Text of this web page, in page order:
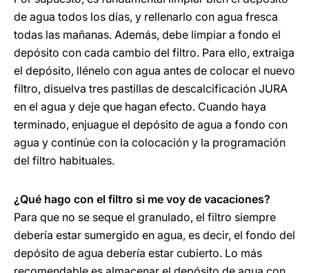
de agua todos los días, y rellenarlo con agua fresca
todas las mañanas. Además, debe limpiar a fondo el
depósito con cada cambio del filtro. Para ello, extraiga
el depósito, llénelo con agua antes de colocar el nuevo
filtro, disuelva tres pastillas de descalcificación JURA
en el agua y deje que hagan efecto. Cuando haya
terminado, enjuague el depósito de agua a fondo con
agua y continúe con la colocación y la programación
del filtro habituales.
¿Qué hago con el filtro si me voy de vacaciones?
Para que no se seque el granulado, el filtro siempre
debería estar sumergido en agua, es decir, el fondo del
depósito de agua debería estar cubierto. Lo más